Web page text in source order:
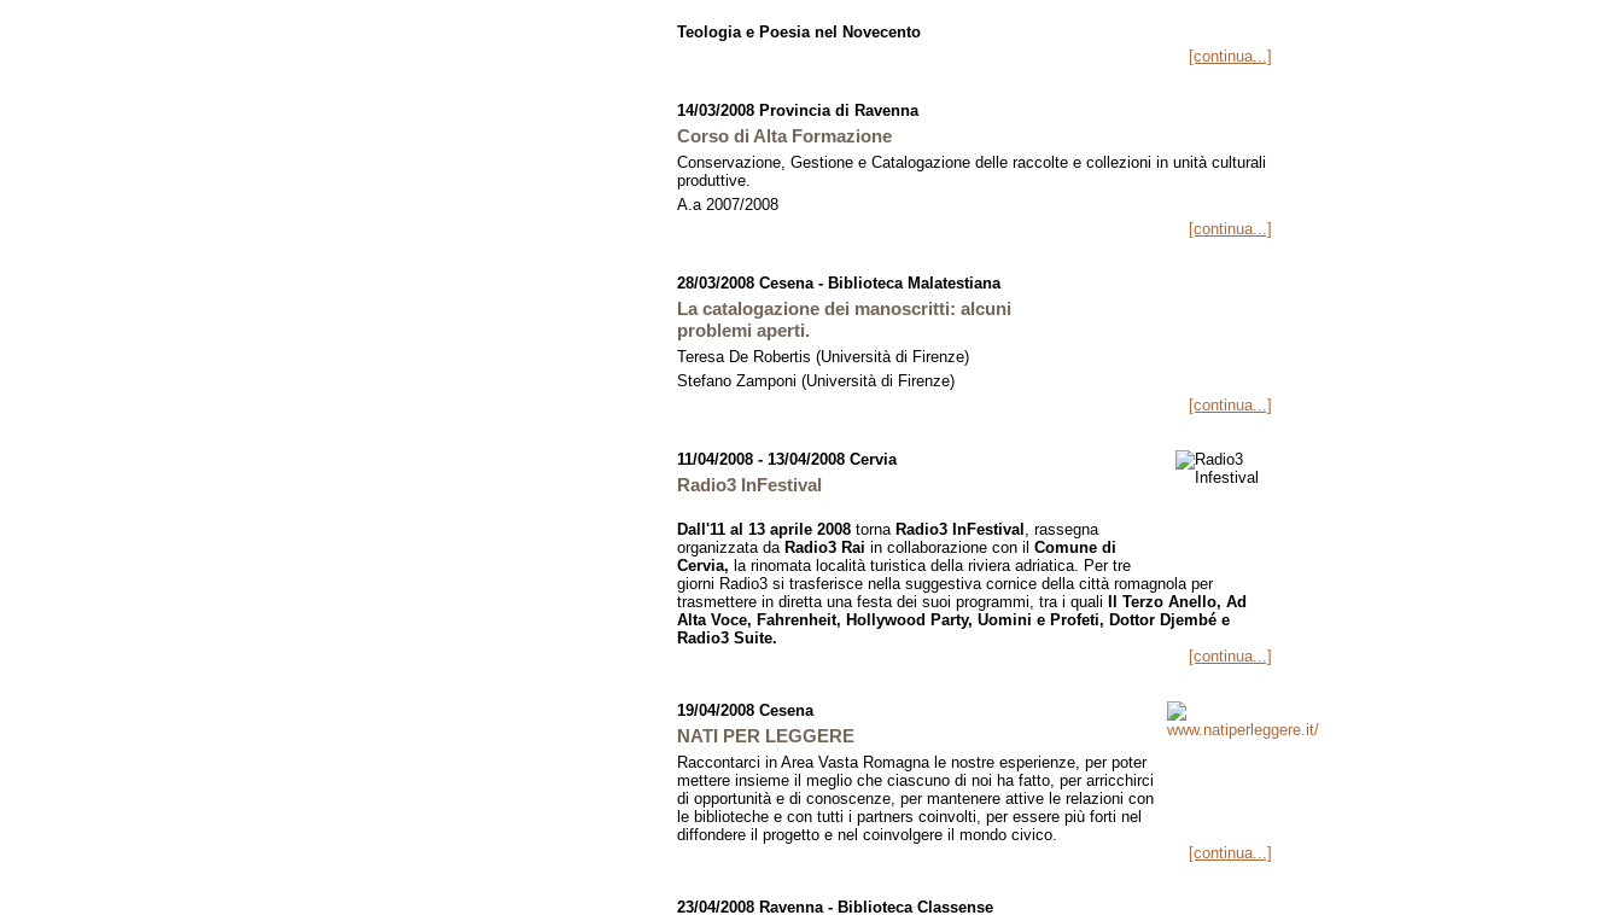
Teologia e Poesia nel Novecento
[continua...]
14/03/2008 Provincia di Ravenna
Corso di Alta Formazione
Conservazione, Gestione e Catalogazione delle raccolte e collezioni in unità culturali
produttive.
A.a 2007/2008
[continua...]
28/03/2008 Cesena - Biblioteca Malatestiana
La catalogazione dei manoscritti: alcuni
problemi aperti.
Teresa De Robertis (Università di Firenze)
Stefano Zamponi (Università di Firenze)
[continua...]
11/04/2008 - 13/04/2008 Cervia
Radio3 InFestival
Dall'11 al 13 aprile 2008 torna Radio3 InFestival , rassegna
organizzata da Radio3 Rai in collaborazione con il Comune di
Cervia, la rinomata località turistica della riviera adriatica. Per tre
giorni Radio3 si trasferisce nella suggestiva cornice della città romagnola per
trasmettere in diretta una festa dei suoi programmi, tra i quali
Il Terzo Anello, Ad
Alta Voce, Fahrenheit, Hollywood Party, Uomini e Profeti, Dottor Djembé e
Radio3 Suite.
[continua...]
19/04/2008 Cesena
NATI PER LEGGERE
Raccontarci in Area Vasta Romagna le nostre esperienze, per poter
mettere insieme il meglio che ciascuno di noi ha fatto, per arricchirci
di opportunità e di conoscenze, per mantenere attive le relazioni con
le biblioteche e con tutti i partners coinvolti, per essere più forti nel
diffondere il progetto e nel coinvolgere il mondo civico.
[continua...]
23/04/2008 Ravenna - Biblioteca Classense